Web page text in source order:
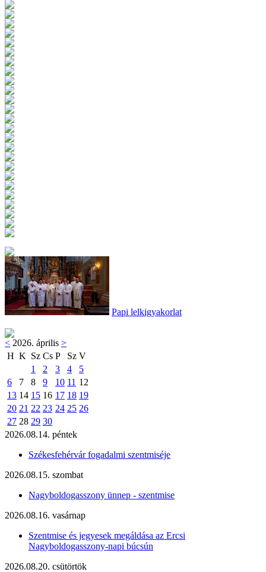
Papi lelkigyakorlat
< 2026. április >
H K Sz Cs P Sz V
1
2 3 4
5
6
7 8 9 10 11 12
13 14 15 16 17 18 19
20 21 22 23 24 25 26
27 28 29 30
2026.08.14. péntek
Székesfehérvár fogadalmi szentmiséje
2026.08.15. szombat
Nagyboldogasszony ünnep - szentmise
2026.08.16. vasárnap
Szentmise és jegyesek megáldása az Ercsi
Nagyboldogasszony-napi búcsún
2026.08.20. csütörtök